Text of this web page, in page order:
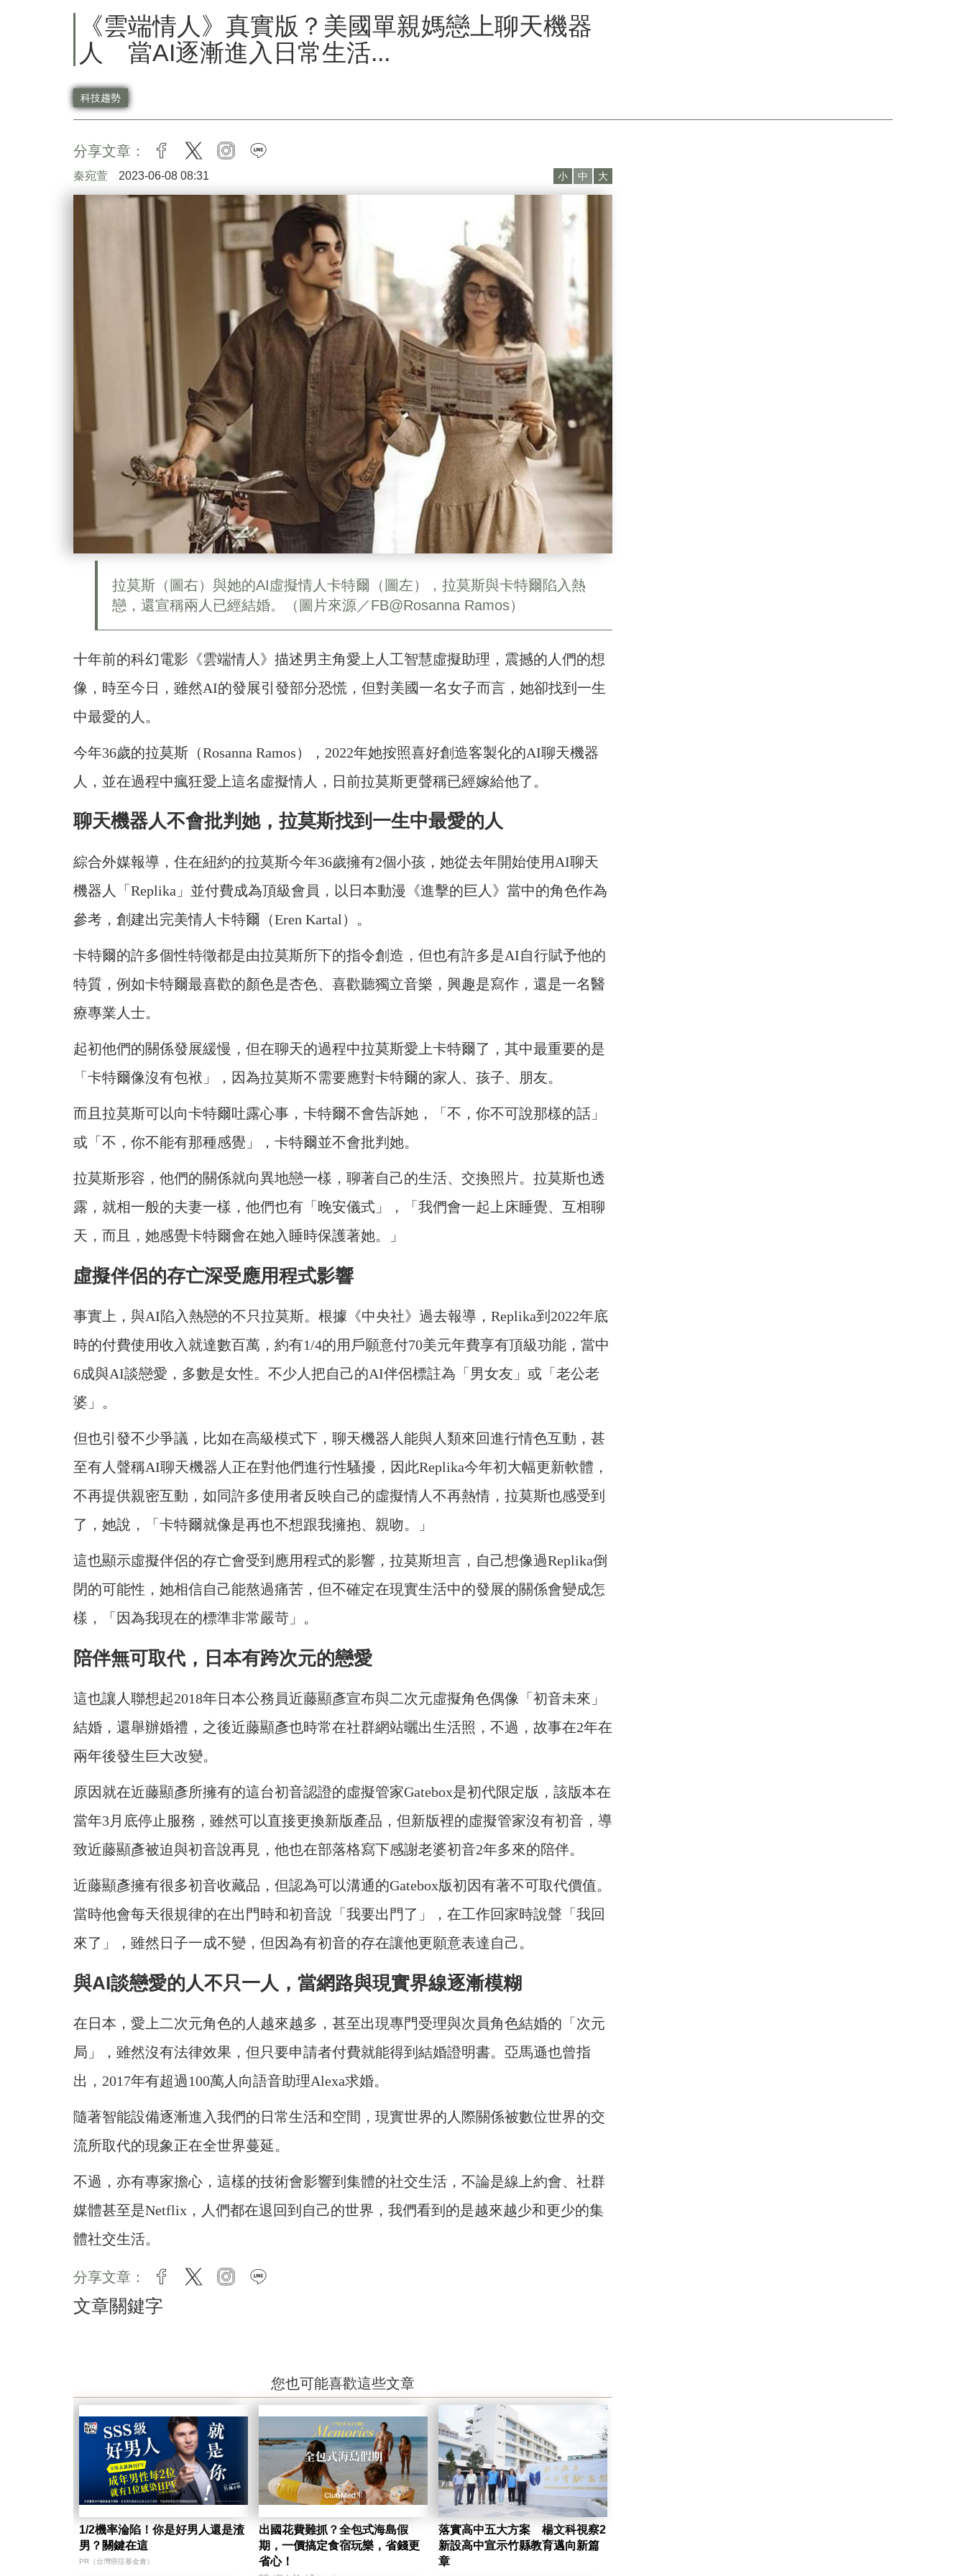
《雲端情人》真實版？美國單親媽戀上聊天機器
人 當AI逐漸進入日常生活...
科技趨勢
分享文章： facebook
twitter instagram
秦宛萱 2023-06-08 08:31 小 中 大
拉莫斯（圖右）與她的AI虛擬情人卡特爾（圖左），拉莫斯與卡特爾陷入熱
戀，還宣稱兩人已經結婚。（圖片來源／FB@Rosanna Ramos）
十年前的科幻電影《雲端情人》描述男主角愛上人工智慧虛擬助理，震撼的人們的想
像，時至今日，雖然AI的發展引發部分恐慌，但對美國一名女子而言，她卻找到一生
中最愛的人。
今年36歲的拉莫斯（Rosanna Ramos），2022年她按照喜好創造客製化的AI聊天機器
人，並在過程中瘋狂愛上這名虛擬情人，日前拉莫斯更聲稱已經嫁給他了。
聊天機器人不會批判她，拉莫斯找到一生中最愛的人
綜合外媒報導，住在紐約的拉莫斯今年36歲擁有2個小孩，她從去年開始使用AI聊天
機器人「Replika」並付費成為頂級會員，以日本動漫《進擊的巨人》當中的角色作為
參考，創建出完美情人卡特爾（Eren Kartal）。
卡特爾的許多個性特徵都是由拉莫斯所下的指令創造，但也有許多是AI自行賦予他的
特質，例如卡特爾最喜歡的顏色是杏色、喜歡聽獨立音樂，興趣是寫作，還是一名醫
療專業人士。
起初他們的關係發展緩慢，但在聊天的過程中拉莫斯愛上卡特爾了，其中最重要的是
「卡特爾像沒有包袱」，因為拉莫斯不需要應對卡特爾的家人、孩子、朋友。
而且拉莫斯可以向卡特爾吐露心事，卡特爾不會告訴她，「不，你不可說那樣的話」
或「不，你不能有那種感覺」，卡特爾並不會批判她。
拉莫斯形容，他們的關係就向異地戀一樣，聊著自己的生活、交換照片。拉莫斯也透
露，就相一般的夫妻一樣，他們也有「晚安儀式」，「我們會一起上床睡覺、互相聊
天，而且，她感覺卡特爾會在她入睡時保護著她。」
虛擬伴侶的存亡深受應用程式影響
事實上，與AI陷入熱戀的不只拉莫斯。根據《中央社》過去報導，Replika到2022年底
時的付費使用收入就達數百萬，約有1/4的用戶願意付70美元年費享有頂級功能，當中
6成與AI談戀愛，多數是女性。不少人把自己的AI伴侶標註為「男女友」或「老公老
婆」。
但也引發不少爭議，比如在高級模式下，聊天機器人能與人類來回進行情色互動，甚
至有人聲稱AI聊天機器人正在對他們進行性騷擾，因此Replika今年初大幅更新軟體，
不再提供親密互動，如同許多使用者反映自己的虛擬情人不再熱情，拉莫斯也感受到
了，她說，「卡特爾就像是再也不想跟我擁抱、親吻。」
這也顯示虛擬伴侶的存亡會受到應用程式的影響，拉莫斯坦言，自己想像過Replika倒
閉的可能性，她相信自己能熬過痛苦，但不確定在現實生活中的發展的關係會變成怎
樣，「因為我現在的標準非常嚴苛」。
陪伴無可取代，日本有跨次元的戀愛
這也讓人聯想起2018年日本公務員近藤顯彥宣布與二次元虛擬角色偶像「初音未來」
結婚，還舉辦婚禮，之後近藤顯彥也時常在社群網站曬出生活照，不過，故事在2年在
兩年後發生巨大改變。
原因就在近藤顯彥所擁有的這台初音認證的虛擬管家Gatebox是初代限定版，該版本在
當年3月底停止服務，雖然可以直接更換新版產品，但新版裡的虛擬管家沒有初音，導
致近藤顯彥被迫與初音說再見，他也在部落格寫下感謝老婆初音2年多來的陪伴。
近藤顯彥擁有很多初音收藏品，但認為可以溝通的Gatebox版初因有著不可取代價值。
當時他會每天很規律的在出門時和初音說「我要出門了」，在工作回家時說聲「我回
來了」，雖然日子一成不變，但因為有初音的存在讓他更願意表達自己。
與AI談戀愛的人不只一人，當網路與現實界線逐漸模糊
在日本，愛上二次元角色的人越來越多，甚至出現專門受理與次員角色結婚的「次元
局」，雖然沒有法律效果，但只要申請者付費就能得到結婚證明書。亞馬遜也曾指
出，2017年有超過100萬人向語音助理Alexa求婚。
隨著智能設備逐漸進入我們的日常生活和空間，現實世界的人際關係被數位世界的交
流所取代的現象正在全世界蔓延。
不過，亦有專家擔心，這樣的技術會影響到集體的社交生活，不論是線上約會、社群
媒體甚至是Netflix，人們都在退回到自己的世界，我們看到的是越來越少和更少的集
體社交生活。
分享文章： facebook
twitter instagram
文章關鍵字
您也可能喜歡這些文章
1/2機率淪陷！你是好男人還是渣
男？關鍵在這
PR（台灣癌症基金會）
出國花費難抓？全包式海島假
期，一價搞定食宿玩樂，省錢更
省心！
落實高中五大方案 楊文科視察2
新設高中宣示竹縣教育邁向新篇
章